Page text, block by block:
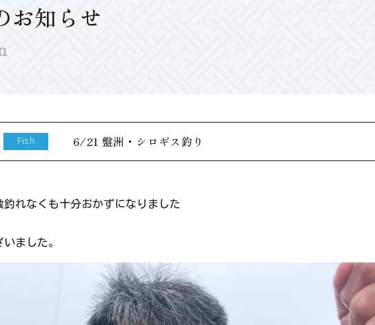
お知らせ
6/21 盤洲・シロギス釣り
釣れなくも十分おかずになりました
ました。